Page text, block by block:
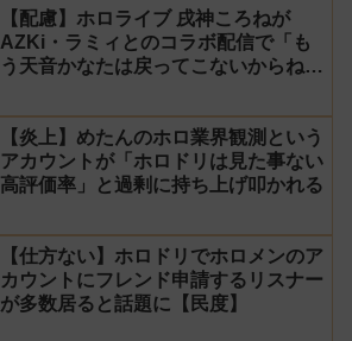
【配慮】ホロライブ 戌神ころねが
AZKi・ラミィとのコラボ配信で「も
う天音かなたは戻ってこないからね」
【炎上】めたんのホロ業界観測という
アカウントが「ホロドリは見た事ない
高評価率」と過剰に持ち上げ叩かれる
【仕方ない】ホロドリでホロメンのア
カウントにフレンド申請するリスナー
が多数居ると話題に【民度】